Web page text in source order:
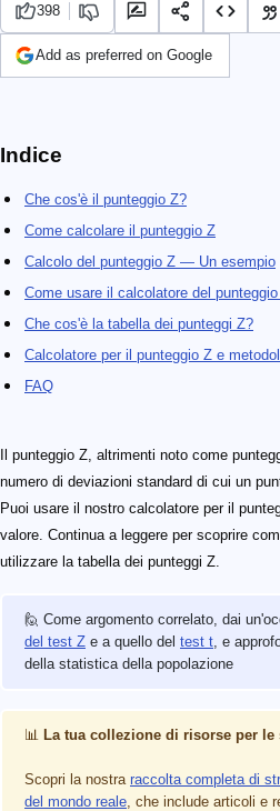
398
Add as preferred on Google
Indice
Che cos'è il punteggio Z?
Come calcolare il punteggio Z
Calcolo del punteggio Z — Un esempio
Come usare il calcolatore del
Che cos'è la tabella dei punteggi Z?
Calcolatore per il punteggio Z e
FAQ
Il punteggio Z, altrimenti noto come
numero di deviazioni standard di cui un
Puoi usare il nostro calcolatore per il
valore. Continua a leggere per scoprire
utilizzare la tabella dei punteggi Z.
🙋 Come argomento correlato, dai
del test Z e a quello del test t , e
della statistica della popolazione
📊 La tua collezione di risorse per
Scopri la nostra raccolta completa di
del mondo reale , che include articoli